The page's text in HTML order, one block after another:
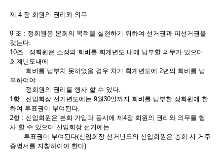
제 4 장 회원의 권리와 의무
9 조 : 정회원은 본회의 목적을 실현하기 위하여 선거권과 피선거권을
갖는다.
10조 : 정회원은 소정의 회비를 회계년도 내에 납부할 의무가 있으며
회계년도내에
회비를 납부치 못하였을 경우 차기 획계년도에 2년의 회비를 납
부하여야
정회원의 권리를 행사 할 수 있다.
1항 : 신임회장 선거년도에는 9월30일까지 회비를 납부한 정회원에 한
하여 투표권이 부여된다.
2항 : 신입회원은 본회 가입과 동시에 제4장 회원의 권리와 의무를 행
사 할 수 있으며 신임회장 선거에는
투표권이 부여된다(신임회장 선거년도의 신입회원은 총회 시 거주
증명서를 지참하여야 한다)